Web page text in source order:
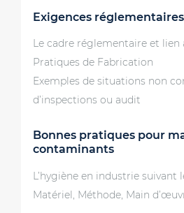
Exigences réglementaires
Le cadre réglementaire et lien
Pratiques de Fabrication
Exemples de situations non
d’inspections ou audit
Bonnes pratiques pour
contaminants
L’hygiène en industrie suivant
Matériel, Méthode, Main